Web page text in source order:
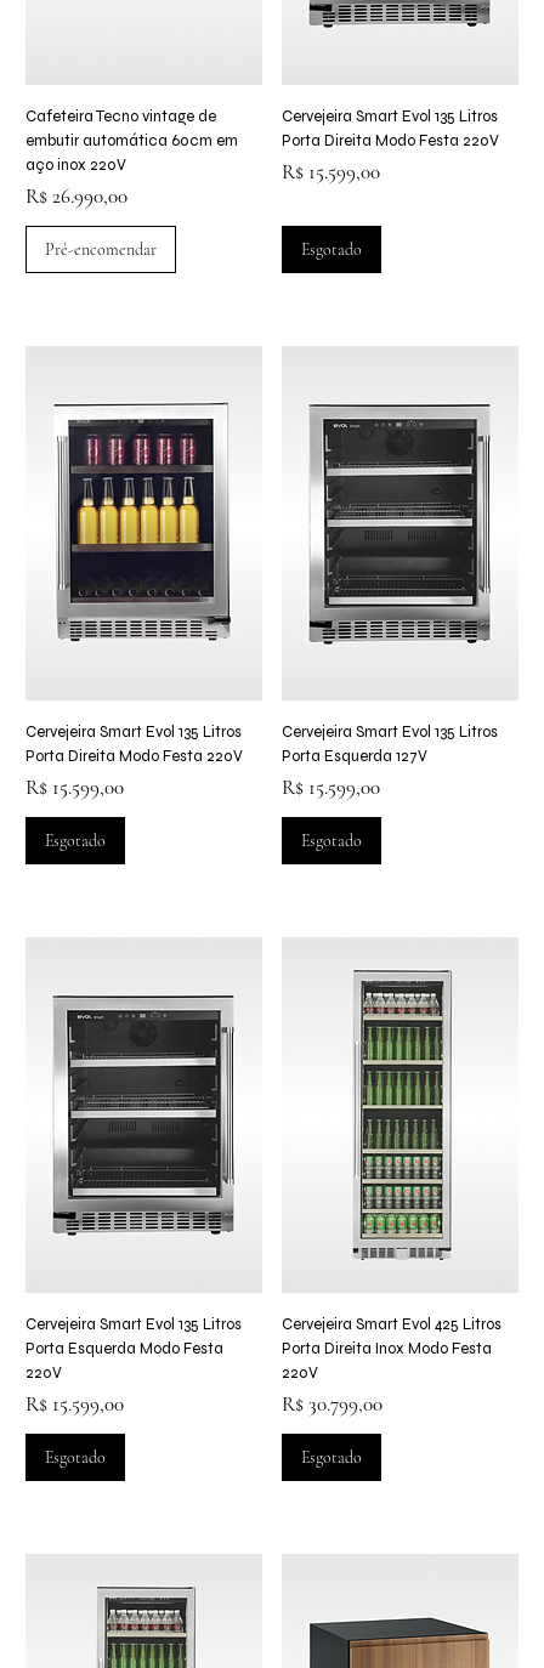
Cafeteira Tecno vintage de
embutir automática 60cm em
aço inox 220V
Preço
R$ 26.990,00
Pré-encomendar
Cervejeira Smart Evol 135 Litros
Porta Direita Modo Festa 220V
Preço
R$ 15.599,00
Esgotado
Cervejeira Smart Evol 135 Litros
Porta Direita Modo Festa 220V
Preço
R$ 15.599,00
Esgotado
Cervejeira Smart Evol 135 Litros
Porta Esquerda 127V
Preço
R$ 15.599,00
Esgotado
Cervejeira Smart Evol 135 Litros
Porta Esquerda Modo Festa
220V
Preço
R$ 15.599,00
Esgotado
Cervejeira Smart Evol 425 Litros
Porta Direita Inox Modo Festa
220V
Preço
R$ 30.799,00
Esgotado